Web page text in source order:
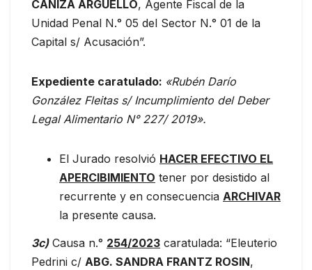
CANIZA ARGÜELLO, Agente Fiscal de la
Unidad Penal N.° 05 del Sector N.° 01 de la
Capital s/ Acusación”.
Expediente caratulado: «Rubén Darío
González Fleitas s/ Incumplimiento del Deber
Legal Alimentario N° 227/ 2019».
El Jurado resolvió HACER EFECTIVO EL
APERCIBIMIENTO tener por desistido al
recurrente y en consecuencia ARCHIVAR
la presente causa.
3c) Causa n.° 254/2023 caratulada: “Eleuterio
Pedrini c/ ABG. SANDRA FRANTZ ROSIN,